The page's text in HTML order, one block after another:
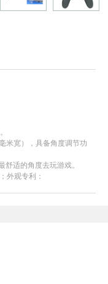
米宽），具备角度调节功
舒适的角度去玩游戏。
外观专利：